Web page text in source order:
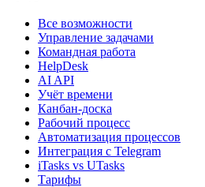
Все возможности
Управление задачами
Командная работа
HelpDesk
AI API
Учёт времени
Канбан-доска
Рабочий процесс
Автоматизация процессов
Интеграция с Telegram
iTasks vs UTasks
Тарифы